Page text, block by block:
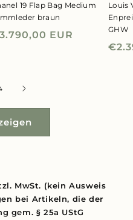
19 Flap Bag Medium
braun
EUR
Louis
GHW
MwSt. (kein Ausweis
bei Artikeln, die der
gem. § 25a UStG